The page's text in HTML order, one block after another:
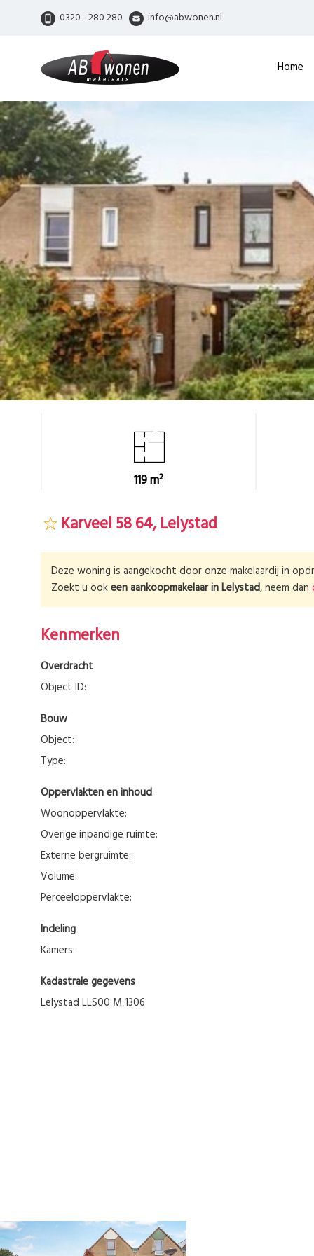
0320 - 280 280 info@abwonen.nl
Home
119 m²
Karveel 58 64, Lelystad
Deze woning is aangekocht door onze makelaardij in
Zoekt u ookeen aankoopmakelaar inLelystad, neem dan
Kenmerken
Overdracht
Object ID:
Bouw
Object:
Type:
Oppervlakten en inhoud
Woonoppervlakte:
Overige inpandige ruimte:
Externe bergruimte:
Volume:
Perceeloppervlakte:
Indeling
Kamers:
Kadastrale gegevens
Lelystad LLS00 M 1306